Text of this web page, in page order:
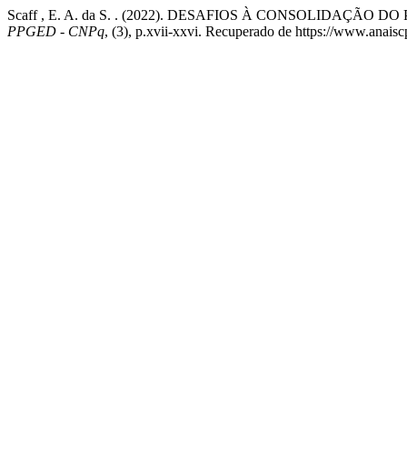
Scaff , E. A. da S. . (2022). DESAFIOS À CONSOLIDAÇÃO
PPGED - CNPq, (3), p.xvii-xxvi. Recuperado de https://